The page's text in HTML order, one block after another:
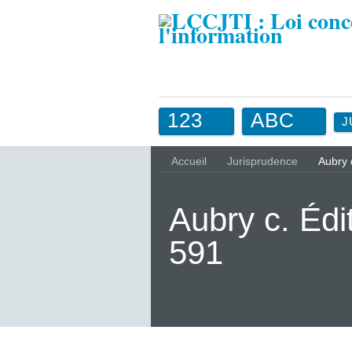
123 ABC
Accueil Jurisprudence Aubry
Aubry c.
591